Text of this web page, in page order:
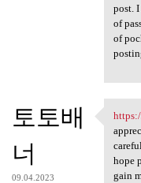
post.
of
of
토토배
너
09.04.2023
hope
gain